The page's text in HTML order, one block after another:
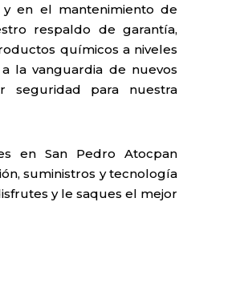
en el mantenimiento de
respaldo de garantía,
químicos a niveles
la vanguardia de nuevos
seguridad para nuestra
en San Pedro Atocpan
suministros y tecnología
y le saques el mejor